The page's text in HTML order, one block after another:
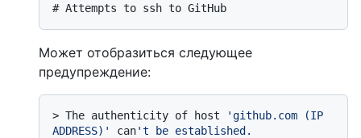
# Attempts to ssh to GitHub
Может отобразиться следующее
предупреждение:
> The authenticity of host
'github.com (IP
ADDRESS)'
can't be established.